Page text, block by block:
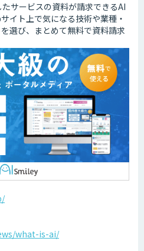
サービスの資料が請求できるAI
イト上で気になる技術や業種・
選び、まとめて無料で資料請求
what-is-ai/